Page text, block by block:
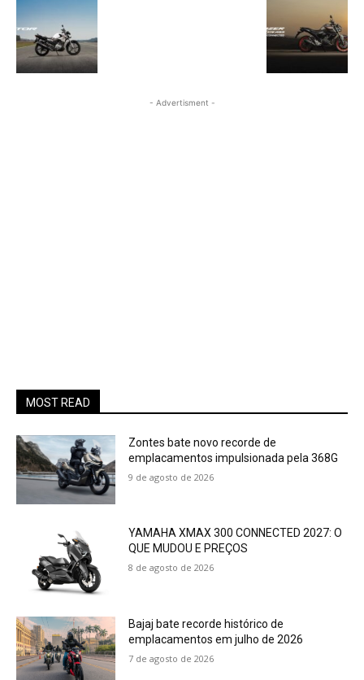
- Advertisment -
MOST READ
Zontes bate novo recorde de
emplacamentos impulsionada pela 368G
9 de agosto de 2026
YAMAHA XMAX 300 CONNECTED 2027: O
QUE MUDOU E PREÇOS
8 de agosto de 2026
Bajaj bate recorde histórico de
emplacamentos em julho de 2026
7 de agosto de 2026